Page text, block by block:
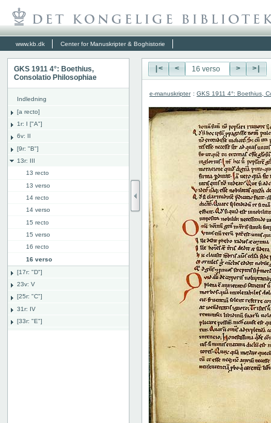
www.kb.dk Center for Manuskripter & Boghistorie
GKS 1911 4°: Boethius,
Consolatio Philosophiae
Indledning
[a recto]
1r: I ["A"]
6v: II
[9r: "B"]
13r: III
13 recto
13 verso
14 recto
14 verso
15 recto
15 verso
16 recto
16 verso
[17r: "D"]
23v: V
[25r: "C"]
31r: IV
[33r: "E"]
|< < > >|
e-manuskripter : GKS 1911 4°: Boethius,